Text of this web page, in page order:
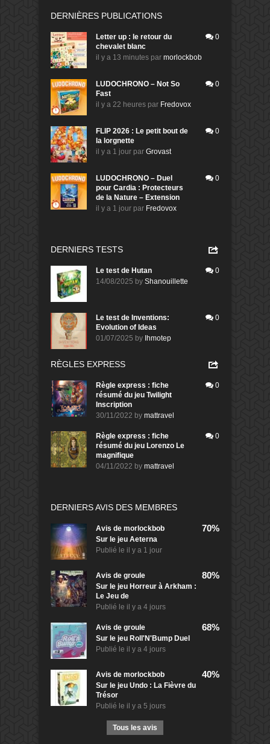
DERNIÈRES PUBLICATIONS
Letter up : le retour du
chevalet blanc
il y a 13 minutes par morlockbob
0
LUDOCHRONO – Not So
Fast
il y a 22 heures par Fredovox
0
FLIP 2026 : Le petit bout de
la lorgnette
il y a 1 jour par Grovast
0
LUDOCHRONO – Duel
pour Cardia : Protecteurs
de la Nature – Extension
il y a 1 jour par Fredovox
0
DERNIERS TESTS
Le test de Hutan
14/08/2025 by Shanouillette
0
Le test de Inventions:
Evolution of Ideas
01/07/2025 by Ihmotep
0
RÈGLES EXPRESS
Règle express : fiche
résumé du jeu Twilight
Inscription
30/11/2022 by mattravel
0
Règle express : fiche
résumé du jeu Lorenzo Le
magnifique
04/11/2022 by mattravel
0
DERNIERS AVIS DES MEMBRES
Avis de morlockbob
Sur le jeu Aeterna
Publié le il y a 1 jour
70%
Avis de groule
Sur le jeu Horreur à Arkham :
Le Jeu de
Publié le il y a 4 jours
80%
Avis de groule
Sur le jeu Roll'N'Bump Duel
Publié le il y a 4 jours
68%
Avis de morlockbob
Sur le jeu Undo : La Fièvre du
Trésor
Publié le il y a 5 jours
40%
Tous les avis